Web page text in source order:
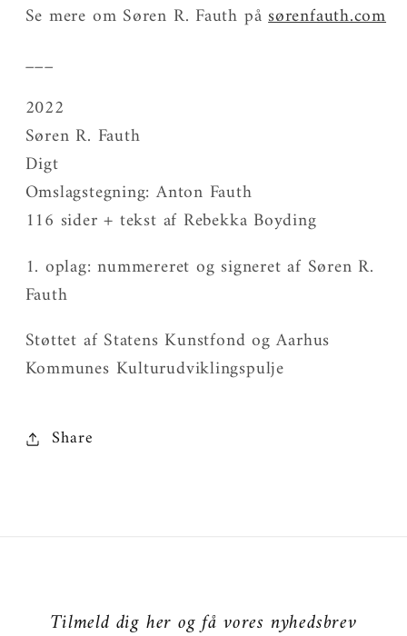
Se mere om Søren R. Fauth påsørenfauth.com
___
2022
Søren R. Fauth
Digt
Omslagstegning: Anton Fauth
116 sider + tekst af Rebekka Boyding
1. oplag:nummereret og signeret af Søren R.
Fauth
Støttet af Statens Kunstfond og Aarhus
Kommunes Kulturudviklingspulje
Share
Tilmeld dig her og få vores nyhedsbrev